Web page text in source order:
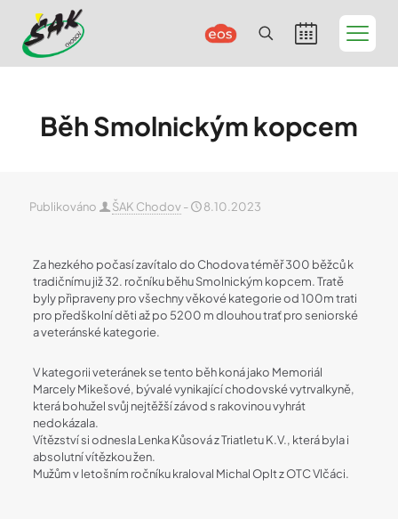
Běh Smolnickým kopcem
Publikováno ŠAK Chodov- 8.10.2023
Za hezkého počasí zavítalo do Chodova téměř 300 běžců k
tradičnímu již 32. ročníku běhu Smolnickým kopcem. Tratě
byly připraveny pro všechny věkové kategorie od 100m trati
pro předškolní děti až po 5200 m dlouhou trať pro seniorské
a veteránské kategorie.
V kategorii veteránek se tento běh koná jako Memoriál
Marcely Mikešové, bývalé vynikající chodovské vytrvalkyně,
která bohužel svůj nejtěžší závod s rakovinou vyhrát
nedokázala.
Vítězství si odnesla Lenka Kůsová z Triatletu K.V., která byla i
absolutní vítězkou žen.
Mužům v letošním ročníku kraloval Michal Oplt z OTC Vlčáci.